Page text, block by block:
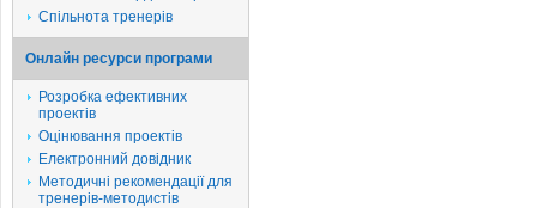
Спільнота тренерів
Онлайн ресурси програми
Розробка ефективних
проектів
Оцінювання проектів
Електронний довідник
Методичні рекомендації для
тренерів-методистів